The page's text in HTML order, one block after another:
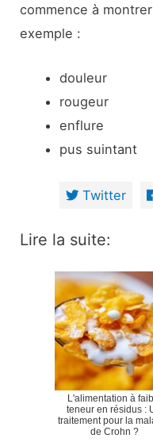
commence à
exemple :
douleur
rougeur
enflure
pus suintant
Twitter
Lire la suite:
L'alimentation à
teneur en résidus :
traitement pour la
de Crohn ?